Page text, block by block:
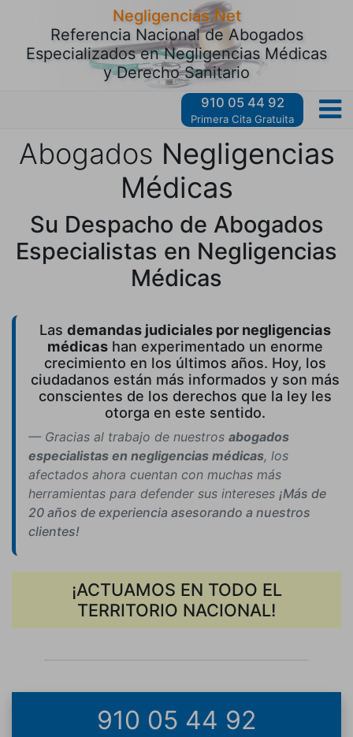
Negligencias.Net
Referencia Nacional de Abogados
Especializados en Negligencias Médicas
y Derecho Sanitario
910 05 44 92
Primera Cita Gratuita
Abogados Negligencias
Médicas
Su Despacho de Abogados
Especialistas en Negligencias
Médicas
Las demandas judiciales por negligencias
médicashan experimentado un enorme
crecimiento en los últimos años. Hoy, los
ciudadanos están más informados y son más
conscientes de los derechos que la ley les
otorga en este sentido.
Gracias al trabajo de nuestros abogados
especialistas en negligencias médicas, los
afectados ahora cuentan con muchas más
herramientas para defender sus intereses ¡Más de
20 años de experiencia asesorando a nuestros
clientes!
¡ACTUAMOS EN TODO EL
TERRITORIO NACIONAL!
910 05 44 92